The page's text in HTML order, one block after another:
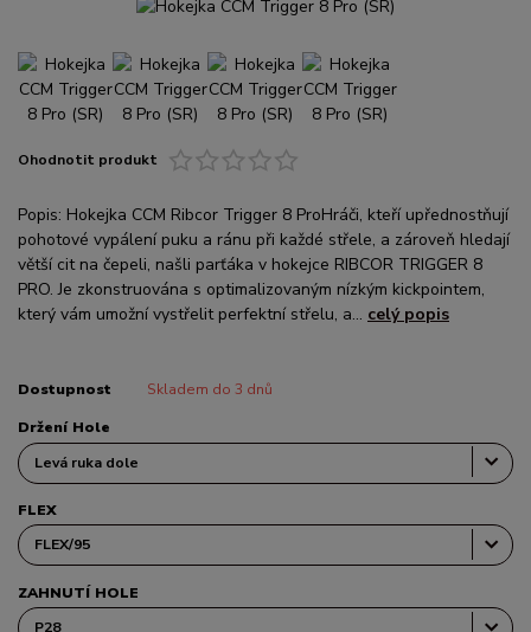
Ohodnotit produkt
Popis: Hokejka CCM Ribcor Trigger 8 ProHráči, kteří upřednostňují
pohotové vypálení puku a ránu při každé střele, a zároveň hledají
větší cit na čepeli, našli parťáka v hokejce RIBCOR TRIGGER 8
PRO. Je zkonstruována s optimalizovaným nízkým kickpointem,
který vám umožní vystřelit perfektní střelu, a... celý popis
Dostupnost Skladem do 3 dnů
Držení Hole
FLEX
ZAHNUTÍ HOLE